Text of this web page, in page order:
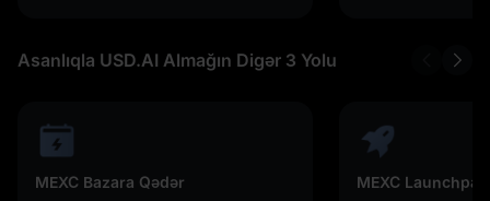
Asanlıqla USD.AI Almağın Digər 3 Yolu
MEXC Bazara Qədər MEXC Launchpad